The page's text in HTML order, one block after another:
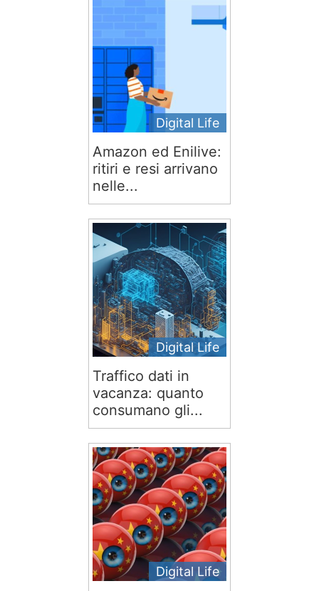
Digital Life
Amazon ed Enilive:
ritiri e resi arrivano
nelle...
Digital Life
Traffico dati in
vacanza: quanto
consumano gli...
Digital Life